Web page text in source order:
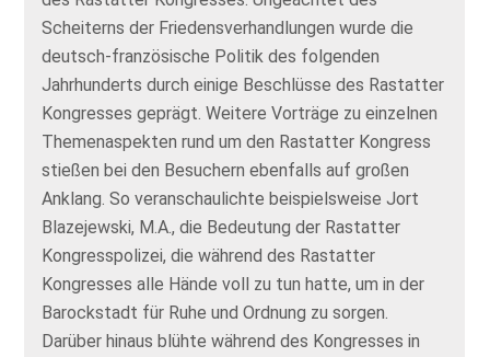
Scheiterns der Friedensverhandlungen wurde die
deutsch-französische Politik des folgenden
Jahrhunderts durch einige Beschlüsse des Rastatter
Kongresses geprägt. Weitere Vorträge zu einzelnen
Themenaspekten rund um den Rastatter Kongress
stießen bei den Besuchern ebenfalls auf großen
Anklang. So veranschaulichte beispielsweise Jort
Blazejewski, M.A., die Bedeutung der Rastatter
Kongresspolizei, die während des Rastatter
Kongresses alle Hände voll zu tun hatte, um in der
Barockstadt für Ruhe und Ordnung zu sorgen.
Darüber hinaus blühte während des Kongresses in